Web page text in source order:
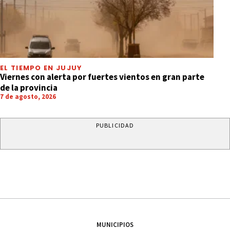
EL TIEMPO EN JUJUY
Viernes con alerta por fuertes vientos en gran parte
de la provincia
7 de agosto, 2026
PUBLICIDAD
MUNICIPIOS